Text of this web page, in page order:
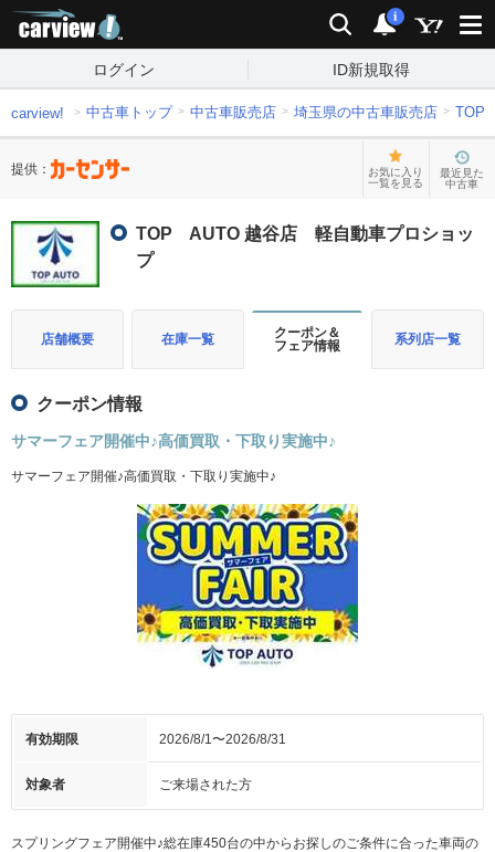
検索 通知
i
ログイン ID新規取得
carview! 中古車トップ 中古車販売店 埼玉県の中古車販売店 TOP
提供：
お気に入り
一覧を見る
最近見た
中古車
TOP AUTO 越谷店 軽自動車プロショッ
プ
店舗概要 在庫一覧
クーポン＆
フェア情報
系列店一覧
クーポン情報
サマーフェア開催中♪高価買取・下取り実施中♪
サマーフェア開催♪高価買取・下取り実施中♪
有効期限 2026/8/1〜2026/8/31
対象者 ご来場された方
スプリングフェア開催中♪総在庫450台の中からお探しのご条件に合った車両の